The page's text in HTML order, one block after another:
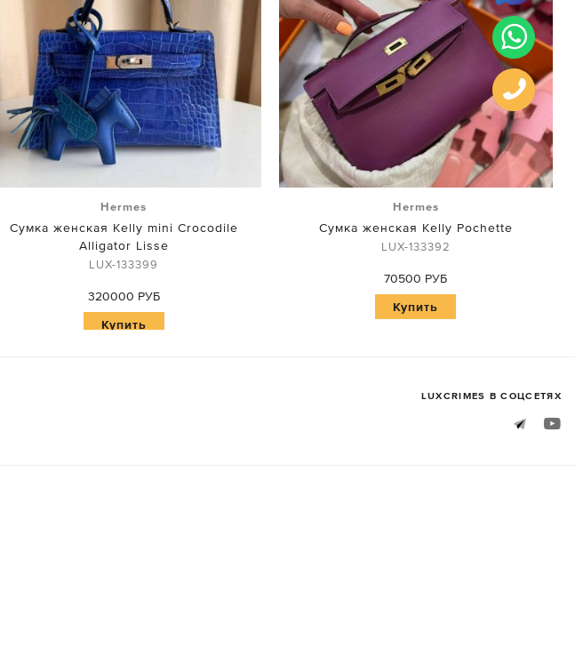
Hermes
Сумка женская Kelly mini Crocodile
Alligator Lisse
LUX-133399
320000 РУБ
Купить
Hermes
Сумка женская Kelly Pochette
LUX-133392
70500 РУБ
Купить
LUXСRIMES В СОЦСЕТЯХ